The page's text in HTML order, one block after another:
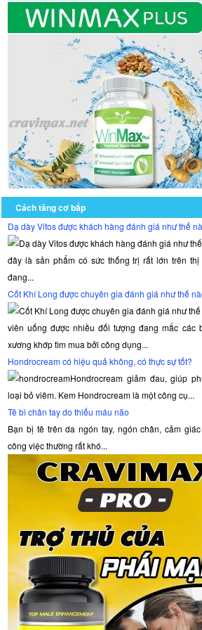
dụng
sản
giọt
uống
và
gel
bôi
dương
vật
Hammer
Of
Thor.
đối
gel
Hammer
of
Thor
thì
đây
là
sản
phẩm
phổ
biến
vấn
đề
về
trúc
của
khoang
Cách tăng cơ bắp
Dạ dày Vitos được khách hàng đánh giá như thế
đây là sản phẩm có sức thống trị rất lớn trên
đang...
Cốt Khí Long được chuyên gia đánh giá như thế
viên uống được nhiều đối tượng đang mắc các
xương khớp tìm mua bởi công dụng...
Hondrocream có hiệu quả không, có thực sự tốt?
Hondrocream giảm đau, giúp
loại bỏ viêm. Kem Hondrocream là một công cụ...
Tê bì chân tay do thiếu máu não
Bạn bị tê trên da ngón tay, ngón chân, cảm
công việc thường rất khó...